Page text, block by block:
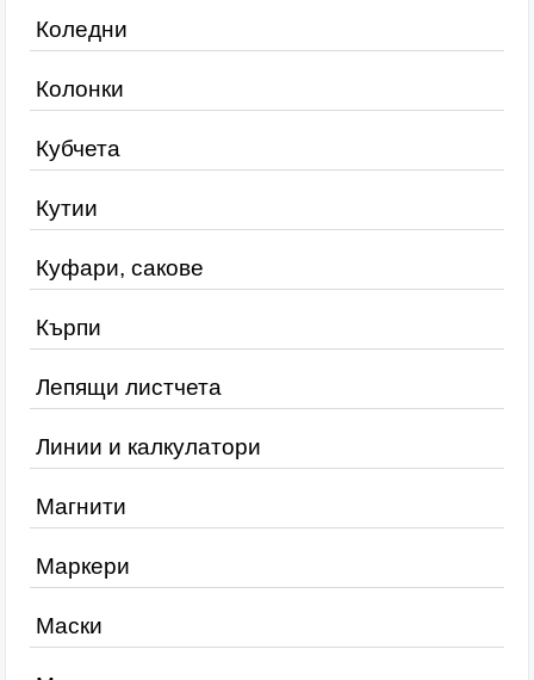
Коледни
Колонки
Кубчета
Кутии
Куфари, сакове
Кърпи
Лепящи листчета
Линии и калкулатори
Магнити
Маркери
Маски